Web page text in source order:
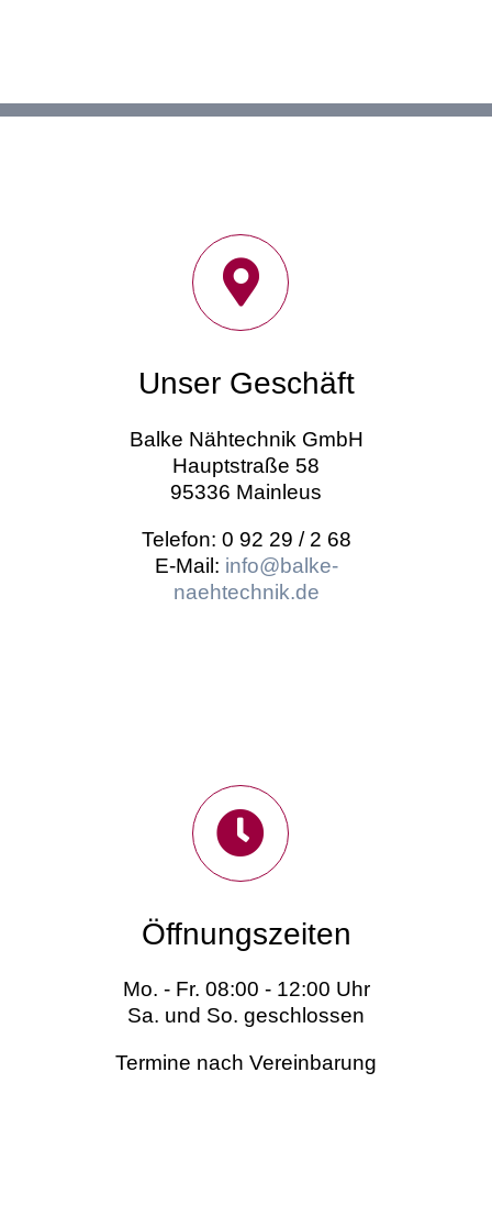
Unser Geschäft
Balke Nähtechnik GmbH
Hauptstraße 58
95336 Mainleus
Telefon: 0 92 29 / 2 68
E-Mail: info@balke-
naehtechnik.de
Öffnungszeiten
Mo. - Fr. 08:00 - 12:00 Uhr
Sa. und So. geschlossen
Termine nach Vereinbarung